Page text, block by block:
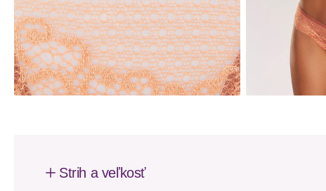
Strih a veľkosť